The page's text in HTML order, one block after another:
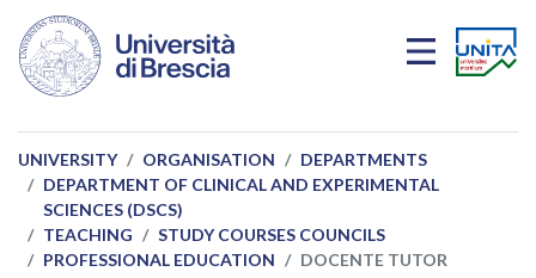
Skip to main content
UNIVERSITY ORGANISATION
DEPARTMENTS
DEPARTMENT OF CLINICAL AND EXPERIMENTAL
SCIENCES (DSCS)
TEACHING
STUDY COURSES COUNCILS
PROFESSIONAL EDUCATION
DOCENTE TUTOR